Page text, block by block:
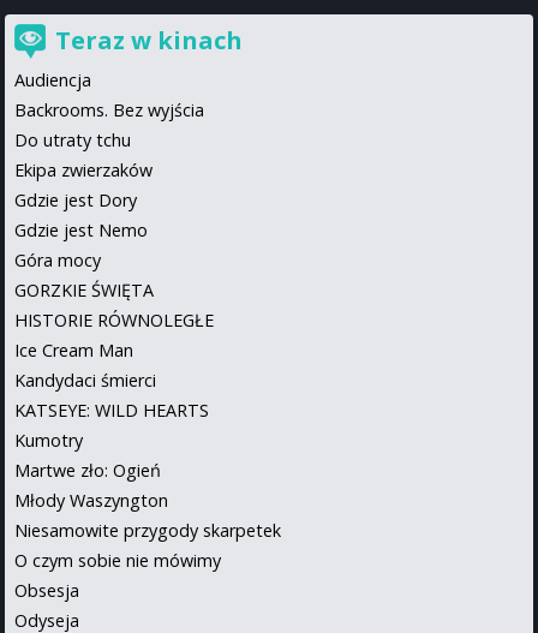
Teraz w kinach
Audiencja
Backrooms. Bez wyjścia
Do utraty tchu
Ekipa zwierzaków
Gdzie jest Dory
Gdzie jest Nemo
Góra mocy
GORZKIE ŚWIĘTA
HISTORIE RÓWNOLEGŁE
Ice Cream Man
Kandydaci śmierci
KATSEYE: WILD HEARTS
Kumotry
Martwe zło: Ogień
Młody Waszyngton
Niesamowite przygody skarpetek
O czym sobie nie mówimy
Obsesja
Odyseja